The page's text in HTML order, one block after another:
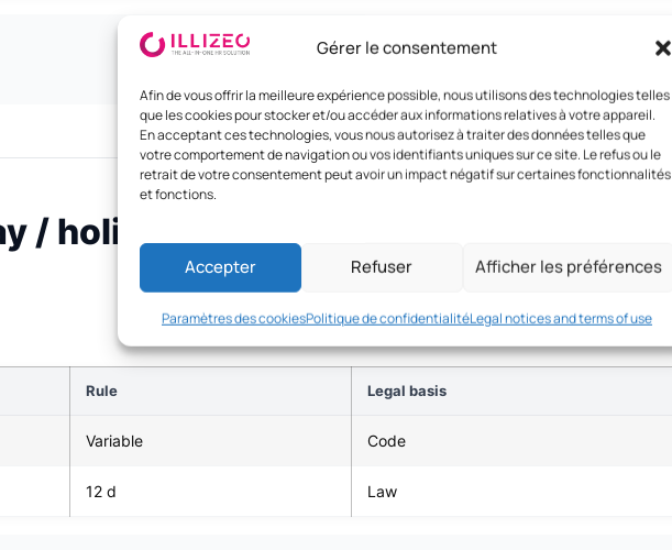
Gérer le consentement
Afin de vous offrir la meilleure expérience possible, nous utilisons des technologies telles
que les cookies pour stocker et/ou accéder aux informations relatives à votre appareil.
En acceptant ces technologies, vous nous autorisez à traiter des données telles que
votre comportement de navigation ou vos identifiants uniques sur ce site. Le refus ou le
retrait de votre consentement peut avoir un impact négatif sur certaines fonctionnalités
et fonctions.
Accepter Refuser Afficher les préférences
Paramètres des cookiesPolitique de confidentialitéLegal notices and terms of use
/ holiday work
Rule Legal basis
Variable Code
12 d Law